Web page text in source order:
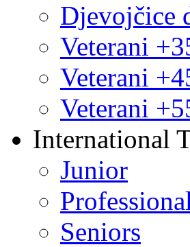
Djevojčice
Veterani
Veterani
Veterani
International
Junior
Seniors